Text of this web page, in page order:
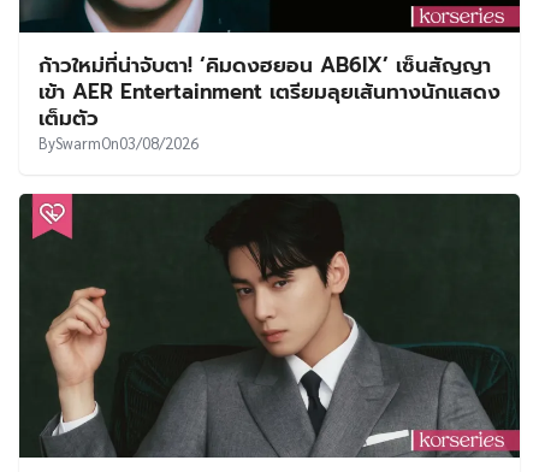
ก้าวใหม่ที่น่าจับตา! ‘คิมดงฮยอน AB6IX’ เซ็นสัญญา
เข้า AER Entertainment เตรียมลุยเส้นทางนักแสดง
เต็มตัว
BySwarmOn03/08/2026